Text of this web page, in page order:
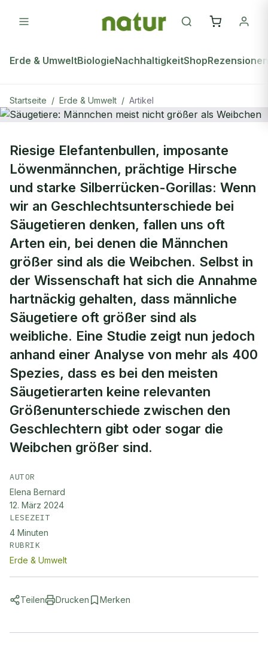
Erde & UmweltBiologieNachhaltigkeitShopRezensionen
Startseite / Erde & Umwelt / Artikel
Säugetiere: Männchen meist nicht
größer als Weibchen
Riesige Elefantenbullen, imposante
Löwenmännchen, prächtige Hirsche
und starke Silberrücken-Gorillas: Wenn
wir an Geschlechtsunterschiede bei
Säugetieren denken, fallen uns oft
Arten ein, bei denen die Männchen
größer sind als die Weibchen. Selbst in
der Wissenschaft hat sich die Annahme
hartnäckig gehalten, dass männliche
Säugetiere oft größer sind als
weibliche. Eine Studie zeigt nun jedoch
anhand einer Analyse von mehr als 400
Spezies, dass es bei den meisten
Säugetierarten keine relevanten
Größenunterschiede zwischen den
Geschlechtern gibt oder sogar die
Weibchen größer sind.
AUTOR
Elena Bernard
12. März 2024
LESEZEIT
4 Minuten
RUBRIK
Erde & Umwelt
Teilen Drucken Merken